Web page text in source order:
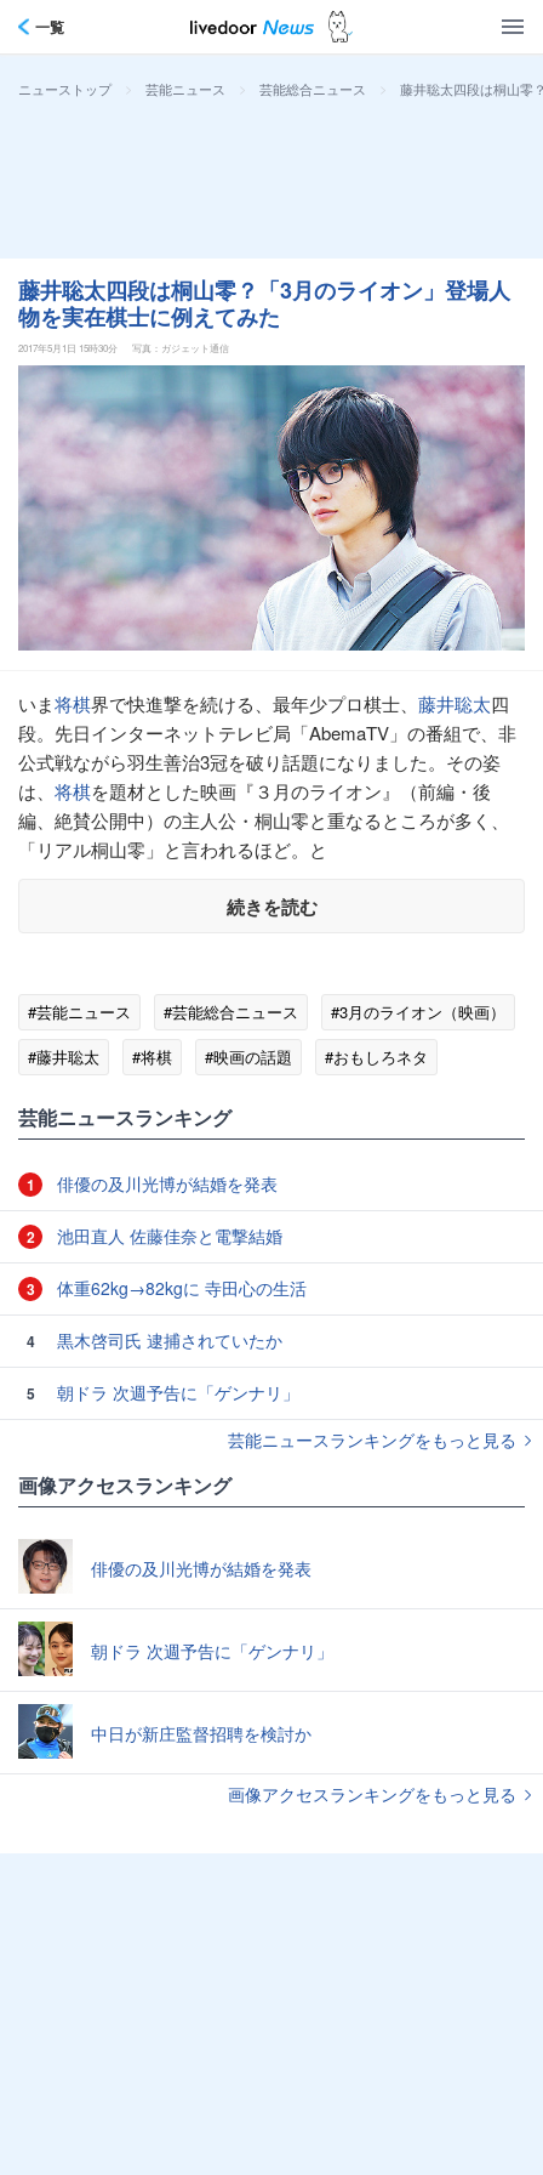
一覧
ニューストップ > 芸能ニュース > 芸能総合ニュース > 藤井聡太四段は桐山零
藤井聡太四段は桐山零？「3月のライオン」登場人
物を実在棋士に例えてみた
2017年5月1日 15時30分 写真：ガジェット通信
いま将棋界で快進撃を続ける、最年少プロ棋士、 藤井聡太四
段。先日インターネットテレビ局「AbemaTV」の番組で、非
公式戦ながら羽生善治3冠を破り話題になりました。その姿
は、 将棋を題材とした映画『３月のライオン』（前編・後
編、絶賛公開中）の主人公・桐山零と重なるところが多く、
「リアル桐山零」と言われるほど。と
続きを読む
#芸能ニュース #芸能総合ニュース
#3月のライオン（映画）
#藤井聡太
#将棋 #映画の話題 #おもしろネタ
芸能ニュースランキング
1 俳優の及川光博が結婚を発表
2 池田直人 佐藤佳奈と電撃結婚
3 体重62kg→82kgに 寺田心の生活
4 黒木啓司氏 逮捕されていたか
5
朝ドラ 次週予告に「ゲンナリ」
芸能ニュースランキングをもっと見る
画像アクセスランキング
俳優の及川光博が結婚を発表
朝ドラ 次週予告に「ゲンナリ」
中日が新庄監督招聘を検討か
画像アクセスランキングをもっと見る